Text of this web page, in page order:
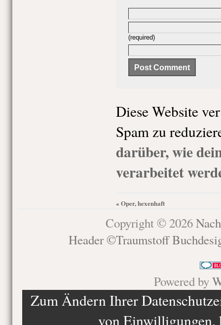
(required)
Diese Website
Spam zu
darüber, wie
verarbeitet
« Oper, hexenhaft
Copyright © 2026
Header ©Traumstoff
Powered by
Zum Ändern Ihrer
von